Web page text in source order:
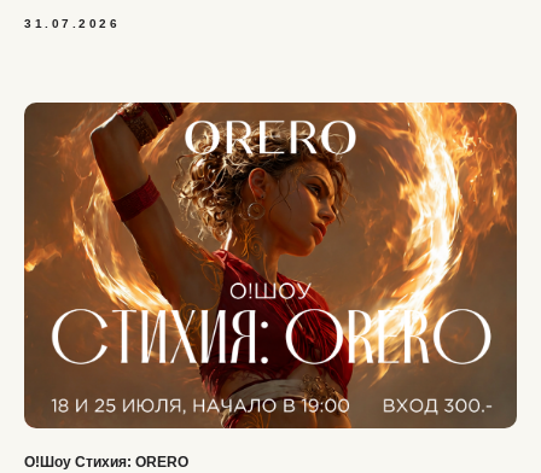
31.07.2026
О!Шоу Стихия: ORERO